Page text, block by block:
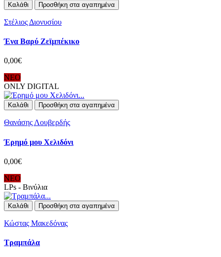
Καλάθι Προσθήκη στα αγαπημένα
Στέλιος Διονυσίου
Ένα Βαρύ Ζεϊμπέκικο
0,00€
ΝΕΟ
ONLY DIGITAL
Καλάθι Προσθήκη στα αγαπημένα
Θανάσης Λουβερδής
Έρημό μου Χελιδόνι
0,00€
ΝΕΟ
LPs - Βινύλια
Καλάθι Προσθήκη στα αγαπημένα
Κώστας Μακεδόνας
Τραμπάλα